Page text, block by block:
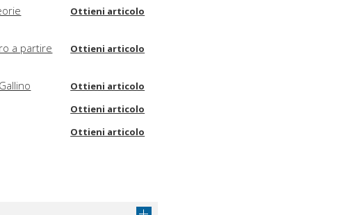
Ottieni articolo
a partire
Ottieni articolo
Ottieni articolo
Ottieni articolo
Ottieni articolo